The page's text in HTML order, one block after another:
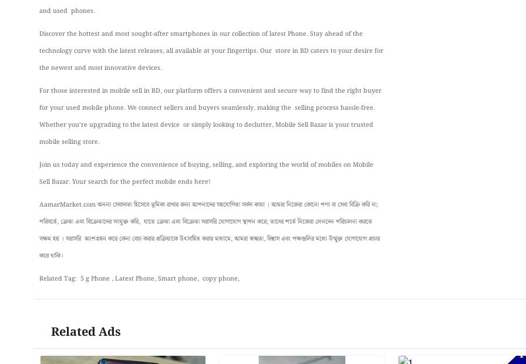
and used phones.
Discover the hottest and most sought-after smartphones in our collection of latest Phone. Stay ahead of the
technology curve with the latest releases, all available at your fingertips. Our store in BD caters to your desire for
the newest and most innovative devices.
For those interested in mobile sell in BD, our platform offers a convenient and secure way to find the right buyer
for your used mobile phone. We connect sellers and buyers seamlessly, making the selling process hassle-free.
Whether you’re upgrading to the latest device or simply looking to declutter, Mobile Sell Bazar is your trusted
mobile selling store.
Join us today and experience the convenience of buying, selling, and exploring the world of mobiles on Mobile
Sell Bazar. Your search for the perfect mobile ends here!
AamarMarket.com অনন্য সেবাদাতা হিসেবে ভূমিকা রাখার জন্য আপনাদের সহযোগিতা সর্বদা কাম্য । আমরা নিজেরা কোনো পণ্য বা সেবা বিক্রি করি না;
পরিবর্তে, ক্রেতা এবং বিক্রেতাদের সংযুক্ত করি, যাতে ক্রেতা এবং বিক্রেতা সরাসরি যোগাযোগ স্থাপন করে; তাদের শর্তে নিজেরা লেনদেন পরিচালনা করতে
সক্ষম হয় । সরাসরি অংশগ্রহন করে কেনা বেচা করার প্রক্রিয়াকে উৎসাহিত করার মাধ্যমে, আমরা স্বচ্ছতা, বিশ্বাস এবং পক্ষগুলির মধ্যে উন্মুক্ত যোগাযোগ প্রচার
করে থাকি।
Related Tag: 5 g Phone , Latest Phone, Smart phone, copyphone,
Related Ads